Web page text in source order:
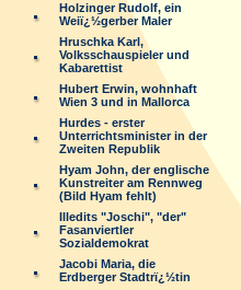
Holzinger Rudolf, ein
Weiï¿½gerber Maler
Hruschka Karl,
Volksschauspieler und
Kabarettist
Hubert Erwin, wohnhaft
Wien 3 und in Mallorca
Hurdes - erster
Unterrichtsminister in der
Zweiten Republik
Hyam John, der englische
Kunstreiter am Rennweg
(Bild Hyam fehlt)
Illedits "Joschi", "der"
Fasanviertler
Sozialdemokrat
Jacobi Maria, die
Erdberger Stadtrï¿½tin